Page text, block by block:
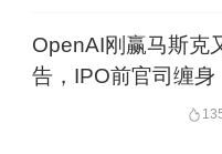
鸿蒙6终端设备
5月14日，华为
OpenAI刚赢马斯克
告，IPO前官司缠身